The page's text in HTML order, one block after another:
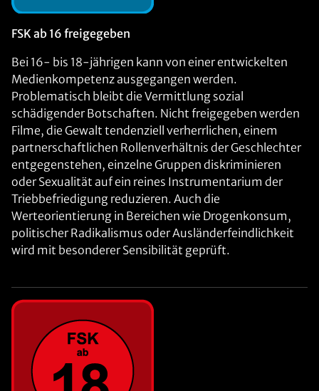
FSK ab 16 freigegeben
Bei 16- bis 18-jährigen kann von einer entwickelten
Medienkompetenz ausgegangen werden.
Problematisch bleibt die Vermittlung sozial
schädigender Botschaften. Nicht freigegeben werden
Filme, die Gewalt tendenziell verherrlichen, einem
partnerschaftlichen Rollenverhältnis der Geschlechter
entgegenstehen, einzelne Gruppen diskriminieren
oder Sexualität auf ein reines Instrumentarium der
Triebbefriedigung reduzieren. Auch die
Werteorientierung in Bereichen wie Drogenkonsum,
politischer Radikalismus oder Ausländerfeindlichkeit
wird mit besonderer Sensibilität geprüft.